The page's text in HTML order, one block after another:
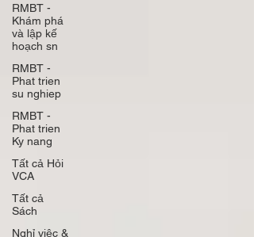
RMBT -
Khám phá
và lập kế
hoạch sn
RMBT -
Phat trien
su nghiep
RMBT -
Phat trien
Ky nang
Tất cả Hỏi
VCA
Tất cả
Sách
Nghỉ việc &